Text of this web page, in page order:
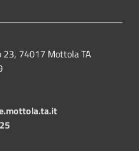
23, 74017 Mottola TA